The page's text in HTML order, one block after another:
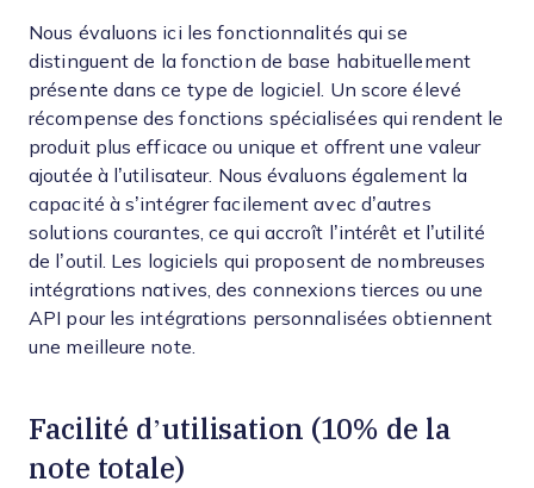
Nous évaluons ici les fonctionnalités qui se
distinguent de la fonction de base habituellement
présente dans ce type de logiciel. Un score élevé
récompense des fonctions spécialisées qui rendent le
produit plus efficace ou unique et offrent une valeur
ajoutée à l’utilisateur. Nous évaluons également la
capacité à s’intégrer facilement avec d’autres
solutions courantes, ce qui accroît l’intérêt et l’utilité
de l’outil. Les logiciels qui proposent de nombreuses
intégrations natives, des connexions tierces ou une
API pour les intégrations personnalisées obtiennent
une meilleure note.
Facilité d’utilisation (10% de la
note totale)